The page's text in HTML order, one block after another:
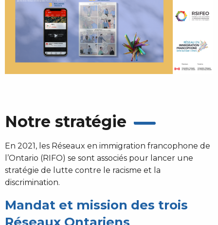
Notre stratégie
En 2021, les Réseaux en immigration francophone de
l’Ontario (RIFO) se sont associés pour lancer une
stratégie de lutte contre le racisme et la
discrimination.
Mandat et mission des trois
Réseaux Ontariens